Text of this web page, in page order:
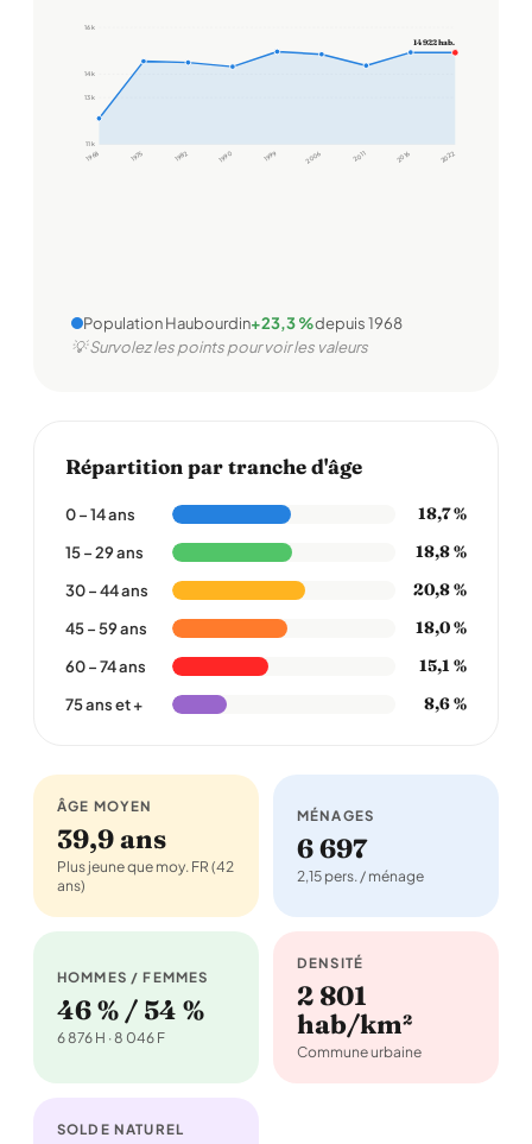
11 k
13 k
14 k
16 k
1968 1975 1982 1990 1999 2006 2011 2016 2022
14 922 hab.
Population Haubourdin+23,3 %depuis 1968
💡 Survolez les points pour voir les valeurs
Répartition par tranche d'âge
0 – 14 ans 18,7 %
15 – 29 ans 18,8 %
30 – 44 ans 20,8 %
45 – 59 ans 18,0 %
60 – 74 ans 15,1 %
75 ans et + 8,6 %
ÂGE MOYEN
39,9 ans
Plus jeune que moy. FR (42
ans)
MÉNAGES
6 697
2,15 pers. / ménage
HOMMES / FEMMES
46 % / 54 %
6 876 H · 8 046 F
DENSITÉ
2 801
hab/km²
Commune urbaine
SOLDE NATUREL